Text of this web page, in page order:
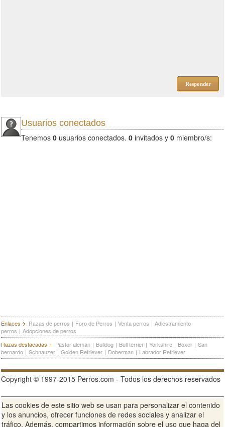
Responder
Usuarios conectados
Tenemos 0 usuarios conectados. 0 invitados y 0 miembro/s:
Enlaces Razas de perros | Foro de Perros | Venta perros | Adiestramiento
perros | Adopciones de perros
Razas destacadas
Pastor alemán | Bulldog | Bull terrier | Yorkshire | Boxer | San
bernardo | Schnauzer | Golden Retriever | Doberman | Labrador Retriever
Copyright © 1997-2015 Perros.com - Todos los derechos reservados
Publicidad en Perros.com | Contacte | Aviso Legal Política de
privacidad | Condiciones de uso
Las cookies de este sitio web se usan para personalizar el contenido
y los anuncios, ofrecer funciones de redes sociales y analizar el
tráfico. Además, compartimos información sobre el uso que haga del